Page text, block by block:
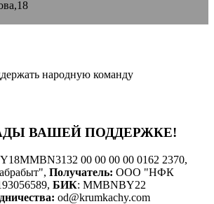
народную команду
ВАШЕЙ ПОДДЕРЖКЕ!
00 00 00 00 0162 2370,
Получатель: ООО "НФК
БИК: MMBNBY22
od@krumkachy.com